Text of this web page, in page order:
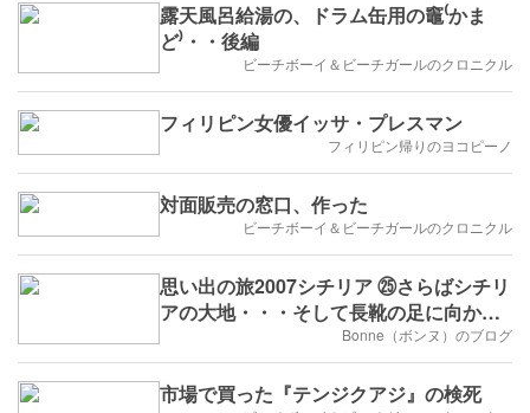
露天風呂給湯の、ドラム缶用の竈⁽かま
ど⁾・・後編
ビーチボーイ＆ビーチガールのクロニクル
フィリピン女優イッサ・プレスマン
フィリピン帰りのヨコピーノ
対面販売の窓口、作った
ビーチボーイ＆ビーチガールのクロニクル
思い出の旅2007シチリア ㉕さらばシチリ
アの大地・・・そして長靴の足に向かう
Bonne（ボンヌ）のブログ
市場で買った『テンジクアジ』の検死